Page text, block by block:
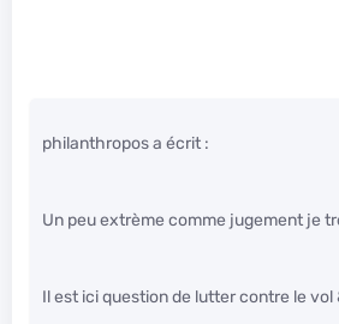
philanthropos a écrit :
Un peu extrème comme jugement je
Il est ici question de lutter contre le vol